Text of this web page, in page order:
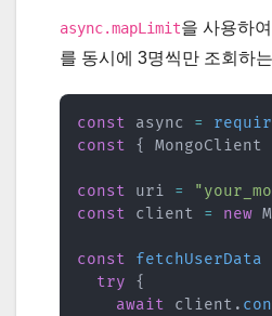
async.mapLimit을 사용하
를 동시에 3명씩만 조회하
const async =
const
{ MongoClient
const uri =
const client = new
const fetchUserData
try
{
await client .